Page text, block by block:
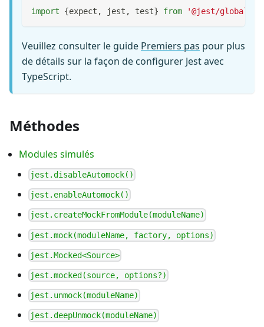
import {expect , jest , test} from '@jest/globals'
Veuillez consulter le guide Premiers pas pour plus
de détails sur la façon de configurer Jest avec
TypeScript.
Méthodes
Modules simulés
jest.disableAutomock()
jest.enableAutomock()
jest.createMockFromModule(moduleName)
jest.mock(moduleName, factory, options)
jest.Mocked<Source>
jest.mocked(source, options?)
jest.unmock(moduleName)
jest.deepUnmock(moduleName)